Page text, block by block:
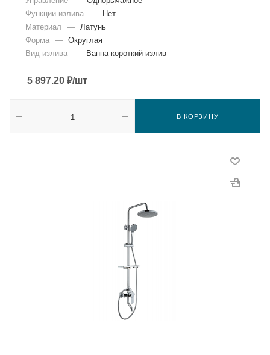
Функции излива —
Нет
Материал
— Латунь
Форма — Округлая
Вид излива — Ванна короткий излив
5 897.20 ₽/шт
В КОРЗИНУ